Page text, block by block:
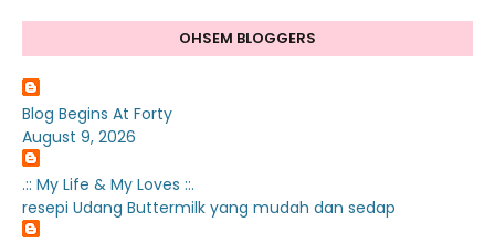
OHSEM BLOGGERS
Blog Begins At Forty
August 9, 2026
.:: My Life & My Loves ::.
resepi Udang Buttermilk yang mudah dan sedap